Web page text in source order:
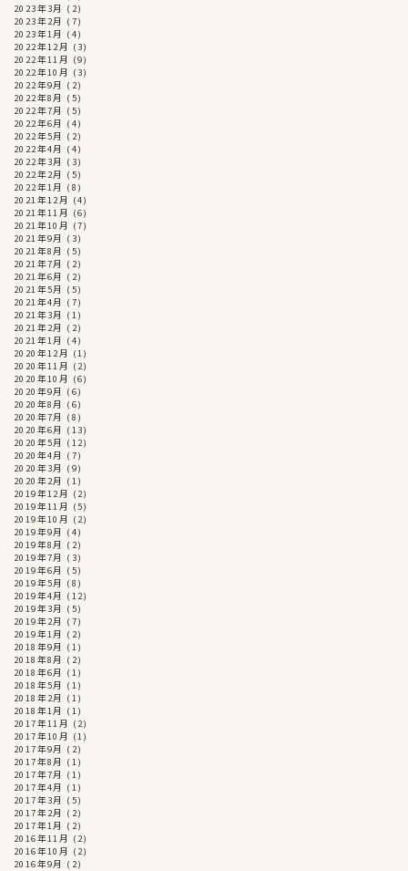
2023年3月 (2)
2023年2月 (7)
2023年1月 (4)
2022年12月 (3)
2022年11月 (9)
2022年10月 (3)
2022年9月 (2)
2022年8月 (5)
2022年7月 (5)
2022年6月 (4)
2022年5月 (2)
2022年4月 (4)
2022年3月 (3)
2022年2月 (5)
2022年1月 (8)
2021年12月 (4)
2021年11月 (6)
2021年10月 (7)
2021年9月 (3)
2021年8月 (5)
2021年7月 (2)
2021年6月 (2)
2021年5月 (5)
2021年4月 (7)
2021年3月 (1)
2021年2月 (2)
2021年1月 (4)
2020年12月 (1)
2020年11月 (2)
2020年10月 (6)
2020年9月 (6)
2020年8月 (6)
2020年7月 (8)
2020年6月 (13)
2020年5月 (12)
2020年4月 (7)
2020年3月 (9)
2020年2月 (1)
2019年12月 (2)
2019年11月 (5)
2019年10月 (2)
2019年9月 (4)
2019年8月 (2)
2019年7月 (3)
2019年6月 (5)
2019年5月 (8)
2019年4月 (12)
2019年3月 (5)
2019年2月 (7)
2019年1月 (2)
2018年9月 (1)
2018年8月 (2)
2018年6月 (1)
2018年5月 (1)
2018年2月 (1)
2018年1月 (1)
2017年11月 (2)
2017年10月 (1)
2017年9月 (2)
2017年8月 (1)
2017年7月 (1)
2017年4月 (1)
2017年3月 (5)
2017年2月 (2)
2017年1月 (2)
2016年11月 (2)
2016年10月 (2)
2016年9月 (2)